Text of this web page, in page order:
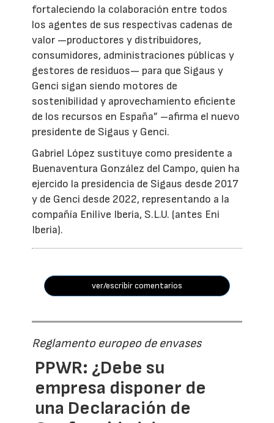
fortaleciendo la colaboración entre todos
los agentes de sus respectivas cadenas de
valor —productores y distribuidores,
consumidores, administraciones públicas y
gestores de residuos— para que Sigaus y
Genci sigan siendo motores de
sostenibilidad y aprovechamiento eficiente
de los recursos en España” –afirma el nuevo
presidente de Sigaus y Genci.
Gabriel López sustituye como presidente a
Buenaventura González del Campo, quien ha
ejercido la presidencia de Sigaus desde 2017
y de Genci desde 2022, representando a la
compañía Enilive Iberia, S.L.U. (antes Eni
Iberia).
ver/escribir comentarios
Reglamento europeo de envases
PPWR: ¿Debe su
empresa disponer de
una Declaración de